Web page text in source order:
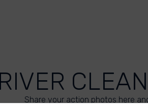
RIVER
Share your action photos here